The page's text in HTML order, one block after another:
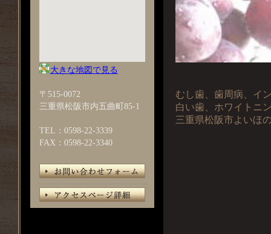
むし歯、歯周病、イ
白い歯、ホワイトニ
三重県松阪市よいほ
大きな地図で見る
〒515-0072
三重県松阪市内五曲町85-1
TEL：0598-22-3339
FAX：0598-22-3340